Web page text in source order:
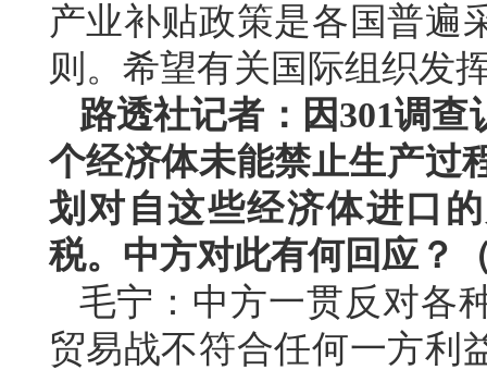
产业补贴政策是各国普遍
则。希望有关国际组织发
路透社记者：因301调
个经济体未能禁止生产过
划对自这些经济体进口
税。中方对此有何回应？
毛宁：中方一贯反对各
贸易战不符合任何一方利